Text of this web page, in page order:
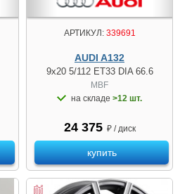
АРТИКУЛ:339691
AUDI A132
9x20 5/112 ET33 DIA 66.6
MBF
на складе >12 шт.
24 375 ₽ / диск
купить